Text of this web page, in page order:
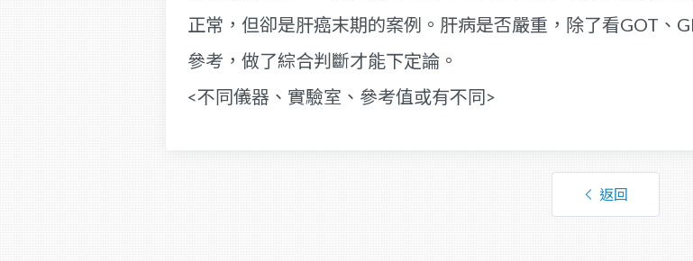
正常，但卻是肝癌末期的案例。肝病是否嚴重，除了看GOT、
參考，做了綜合判斷才能下定論。
<不同儀器、實驗室、參考值或有不同>
返回